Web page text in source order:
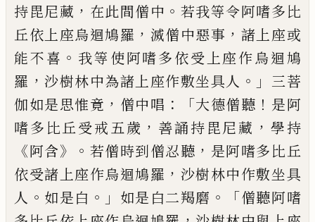
持毘尼藏 ， 在此間僧中 。 若我等令阿嗜多比
丘依上座烏迴鳩羅 ， 滅僧中惡事 ， 諸上座或
能不喜 。 我等使阿嗜多依受上座作烏迴鳩
羅 ，沙樹林中為諸上座作敷坐具人 。」 三菩
伽如是思惟竟 ， 僧中唱 ： 「大德僧聽 ！ 是阿
嗜多比丘受戒五歲 ， 善誦持 毘尼藏 ， 學持
《阿含》。 若僧時到僧忍聽 ， 是阿嗜多比丘
依受諸上座作烏迴鳩羅 ， 沙樹林中作敷坐具
人 。 如是白 。」 如是白二羯磨 。「僧聽阿嗜